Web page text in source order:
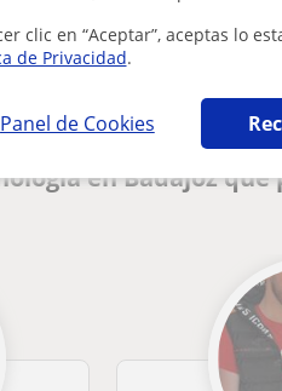
clic en “Aceptar”, aceptas lo
de Privacidad.
Panel de Cookies
en Badajoz